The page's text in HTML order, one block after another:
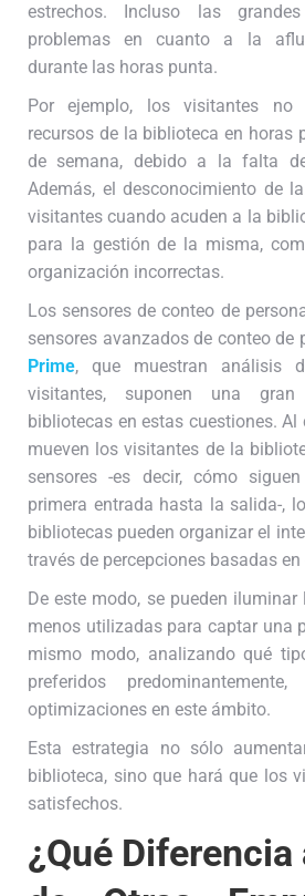
estrechos. Incluso las
problemas en cuanto a la
durante las horas punta.
Por ejemplo, los visitantes no
recursos de la biblioteca en horas
de semana, debido a la falta
Además, el desconocimiento de
visitantes cuando acuden a la
para la gestión de la misma,
organización incorrectas.
Los sensores de conteo de
sensores avanzados de conteo de
Prime, que muestran análisis
visitantes, suponen una
bibliotecas en estas cuestiones. Al
mueven los visitantes de la
sensores -es decir, cómo
primera entrada hasta la salida-,
bibliotecas pueden organizar el
través de percepciones basadas
De este modo, se pueden
menos utilizadas para captar una
mismo modo, analizando qué
preferidos
optimizaciones en este ámbito.
Esta estrategia no sólo
biblioteca, sino que hará que los
satisfechos.
¿Qué Diferencia